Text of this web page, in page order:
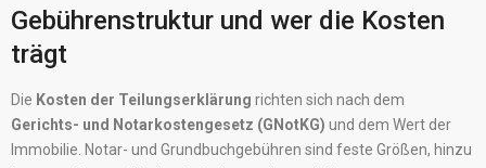
Gebührenstruktur und wer die Kosten
trägt
Die Kosten der Teilungserklärung richten sich nach dem
Gerichts- und Notarkostengesetz (GNotKG) und dem Wert der
Immobilie. Notar- und Grundbuchgebühren sind feste Größen, hinzu